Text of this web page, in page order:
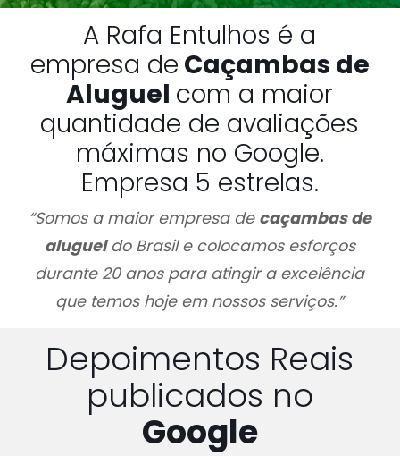
A Rafa Entulhos é a
empresa de Caçambas de
Aluguel com a maior
quantidade de avaliações
máximas no Google.
Empresa 5 estrelas.
“Somos a maior empresa de caçambas de
alugueldo Brasil e colocamos esforços
durante 20 anos para atingir a excelência
que temos hoje em nossos serviços.”
Depoimentos Reais
publicados no
Google